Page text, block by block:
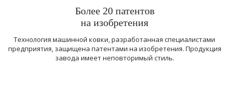
Более 20 патентов
на изобретения
Технология машинной ковки, разработанная специалистами
предприятия, защищена патентами на изобретения. Продукция
завода имеет неповторимый стиль.